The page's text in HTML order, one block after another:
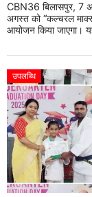
CBN36 बिलासपुर, 7
अगस्त को “कल्चरल
आयोजन किया जाएगा।
उपलब्धि